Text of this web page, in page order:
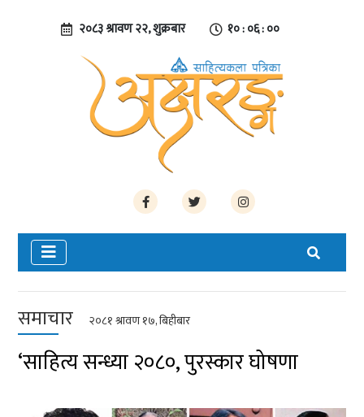
२०८३ श्रावण २२, शुक्रबार १० : ०६ : ००
समाचार २०८१ श्रावण १७, बिहीबार
‘साहित्य सन्ध्या २०८०, पुरस्कार घोषणा